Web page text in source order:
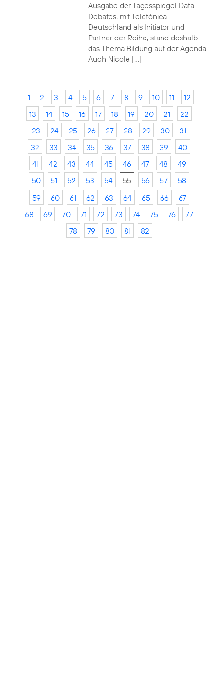
Ausgabe der Tagesspiegel Data
Debates, mit Telefónica
Deutschland als Initiator und
Partner der Reihe, stand deshalb
das Thema Bildung auf der Agenda.
Auch Nicole […]
1 2 3 4 5 6 7 8 9 10 11
12
13
14 15 16 17 18 19 20 21
22
23
24 25 26 27 28 29 30
31
32
33 34 35 36 37 38 39
40
41
42 43 44 45 46 47 48
49
50
51 52 53 54 55 56 57
58
59
60 61 62 63 64 65 66
67
68
69 70 71 72 73 74 75 76
77
78
79 80 81 82